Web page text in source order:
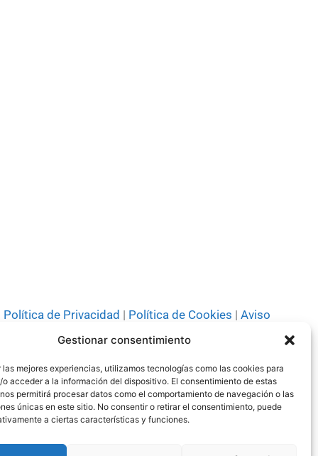
Gestionar consentimiento
las mejores experiencias, utilizamos tecnologías como las cookies para
o acceder a la información del dispositivo. El consentimiento de estas
permitirá procesar datos como el comportamiento de navegación o las
únicas en este sitio. No consentir o retirar el consentimiento, puede
a ciertas características y funciones.
Política de Privacidad | Política de Cookies | Aviso
Legal
Codi ètic| Tarifes de Publicitat